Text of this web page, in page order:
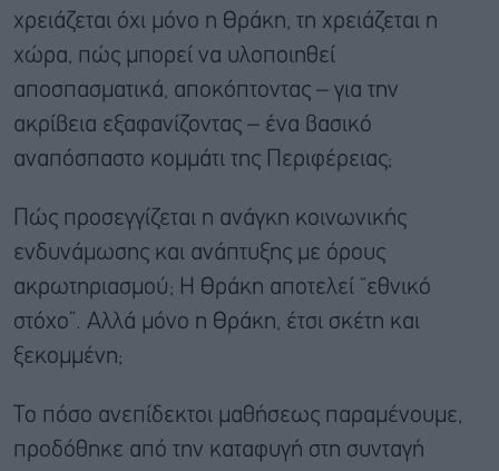
χρειάζεται όχι μόνο η Θράκη, τη χρειάζεται η
χώρα, πώς μπορεί να υλοποιηθεί
αποσπασματικά, αποκόπτοντας – για την
ακρίβεια εξαφανίζοντας – ένα βασικό
αναπόσπαστο κομμάτι της Περιφέρειας;
Πώς προσεγγίζεται η ανάγκη κοινωνικής
ενδυνάμωσης και ανάπτυξης με όρους
ακρωτηριασμού; H Θράκη αποτελεί “εθνικό
στόχο”. Αλλά μόνο η Θράκη, έτσι σκέτη και
ξεκομμένη;
Το πόσο ανεπίδεκτοι μαθήσεως παραμένουμε,
προδόθηκε από την καταφυγή στη συνταγή